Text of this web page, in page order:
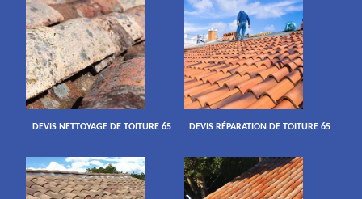
DEVIS NETTOYAGE DE TOITURE 65 DEVIS RÉPARATION DE TOITURE 65